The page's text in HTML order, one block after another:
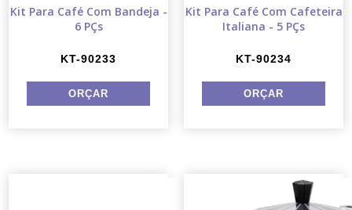
Kit Para Café Com Bandeja -
6 PÇs
KT-90233
Kit Para Café Com Cafeteira
Italiana - 5 PÇs
KT-90234